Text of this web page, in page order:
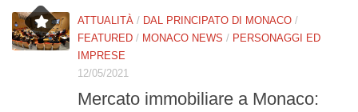
ATTUALITÀ / DAL PRINCIPATO DI MONACO /
FEATURED / MONACO NEWS / PERSONAGGI ED
IMPRESE
12/05/2021
Mercato immobiliare a Monaco: